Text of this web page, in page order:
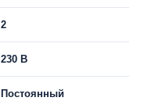
2
230 В
Постоянный